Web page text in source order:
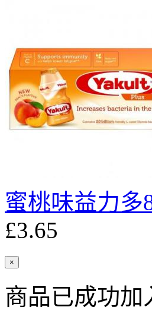
蜜桃味益力多
£3.65
×
商品已成功加